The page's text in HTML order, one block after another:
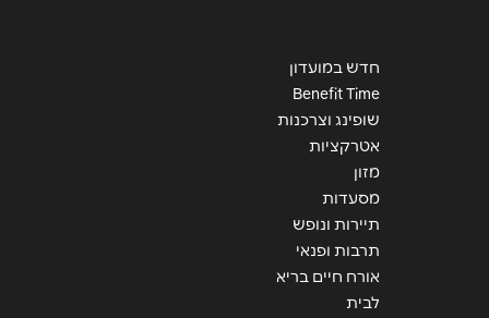
חדש במועדון
Benefit Time
שופינג וצרכנות
אטרקציות
מזון
מסעדות
תיירות ונופש
תרבות ופנאי
אורח חיים בריא
לבית